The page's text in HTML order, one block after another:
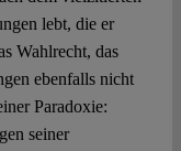
lebt, die er
Wahlrecht, das
ebenfalls nicht
Paradoxie:
seiner